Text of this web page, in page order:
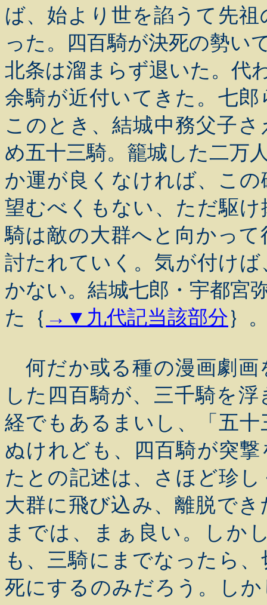
ば、始より世を諂うて先
った。四百騎が決死の勢い
北条は溜まらず退いた。代
余騎が近付いてきた。七
このとき、結城中務父子
め五十三騎。籠城した二万
か運が良くなければ、こ
望むべくもない、ただ駆
騎は敵の大群へと向かっ
討たれていく。気が付け
かない。結城七郎・宇都宮
た｛ →▼九代記当該部分｝
何だか或る種の漫画劇画
した四百騎が、三千騎を
経でもあるまいし、「五
ぬけれども、四百騎が突
たとの記述は、さほど珍
大群に飛び込み、離脱で
までは、まぁ良い。しか
も、三騎にまでなったら
死にするのみだろう。し